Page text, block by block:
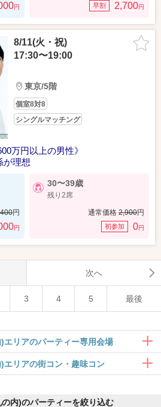
円 早割 2,700円
8/11(火・祝)
17:30〜19:00
東京/5階
個室8対8
シングルマッチング
万円以上の男性》
が理想
円
円
30〜39歳
残り2席
通常価格 2,900円
初参加 0円
次へ
3 4 5 最後
エリアのパーティー専用会場
エリアの街コン・趣味コン
6対6～｜食事・ドリンク付きグループト
内)のパーティーを絞り込む